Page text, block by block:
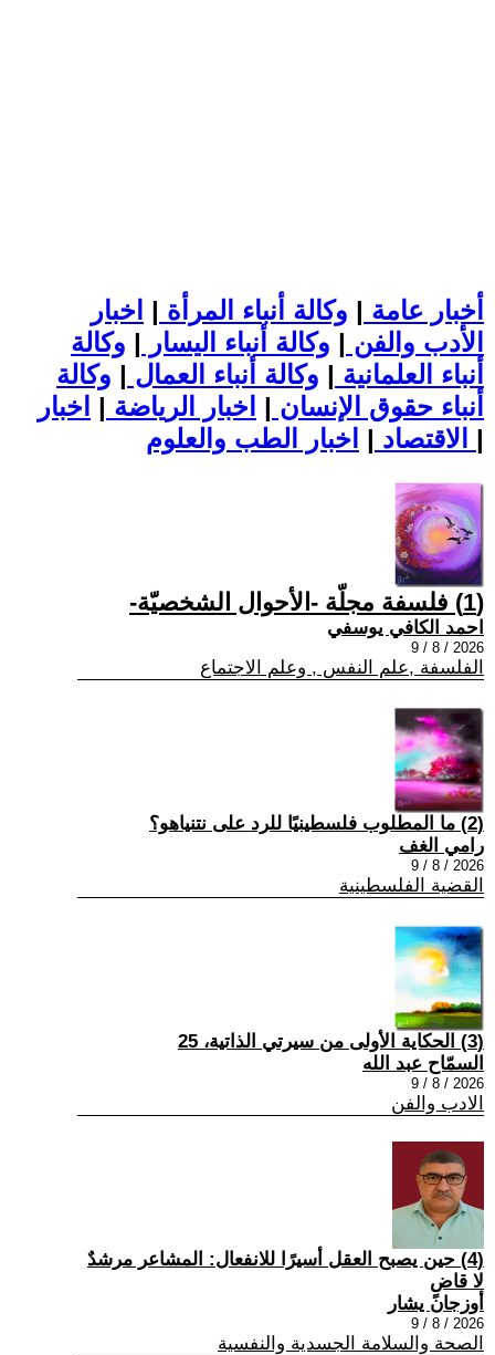
أخبار عامة | وكالة أنباء المرأة | اخبار
الأدب والفن | وكالة أنباء اليسار | وكالة
أنباء العلمانية | وكالة أنباء العمال | وكالة
أنباء حقوق الإنسان | اخبار الرياضة | اخبار
الاقتصاد | |
(1) فلسفة مجلّة -الأحوال الشخصيّة-
احمد الكافي يوسفي
2026 / 8 / 9
الفلسفة ,علم النفس , وعلم الاجتماع
(2) ما المطلوب فلسطينيًا للرد على نتنياهو؟
رامي الغف
2026 / 8 / 9
القضية الفلسطينية
(3) الحكاية الأولى من سيرتي الذاتية، 25
السمّاح عبد الله
2026 / 8 / 9
الادب والفن
(4) حين يصبح العقل أسيرًا للانفعال: المشاعر مرشدٌ
لا قاضٍ
أوزجان يشار
2026 / 8 / 9
الصحة والسلامة الجسدية والنفسية